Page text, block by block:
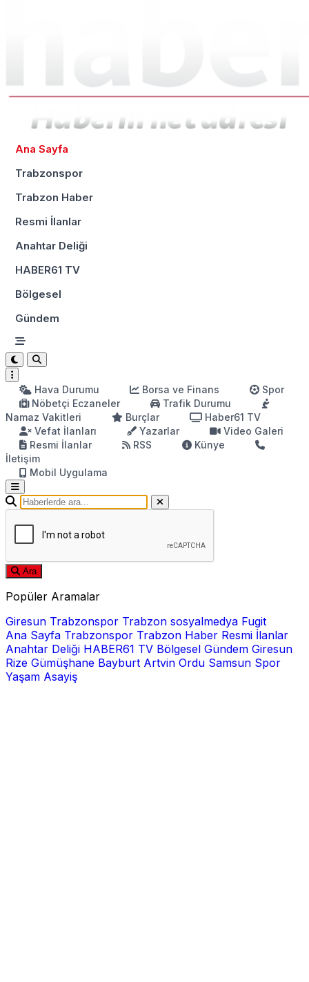
Ana Sayfa
Trabzonspor
Trabzon Haber
Resmi İlanlar
Anahtar Deliği
HABER61 TV
Bölgesel
Gündem
Hava Durumu Borsa ve Finans
Spor
Nöbetçi Eczaneler
Trafik Durumu
Namaz Vakitleri
Burçlar
Haber61 TV
Vefat İlanları
Yazarlar
Video Galeri
Resmi İlanlar
RSS
Künye
İletişim
Mobil Uygulama
Ara
Popüler Aramalar
Giresun Trabzonspor Trabzon sosyalmedya Fugit
Ana Sayfa Trabzonspor Trabzon Haber Resmi İlanlar
Anahtar Deliği HABER61 TV Bölgesel Gündem Giresun
Rize Gümüşhane Bayburt Artvin Ordu Samsun Spor
Yaşam Asayiş